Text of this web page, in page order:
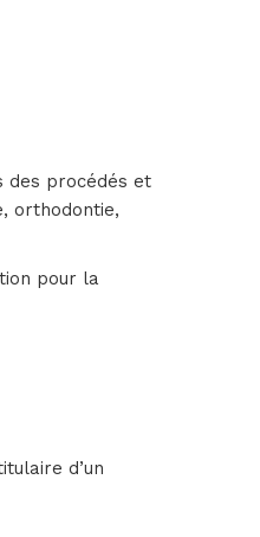
des procédés et
orthodontie,
pour la
d’un